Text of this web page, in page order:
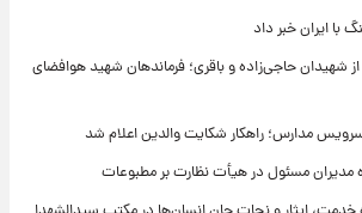
با ایران خبر داد
شهیدان حاجی‌زاده و باقری؛ فرماندهان شهید هوافضای
مدارس؛ راهکار شکایت والدین اعلام شد
مدیران مسئول در هیأت نظارت بر مطبوعات